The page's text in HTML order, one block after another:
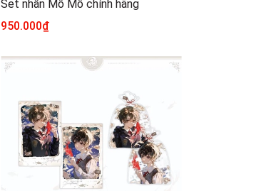
Set nhẫn Mỗ Mỗ chính hãng
950.000₫